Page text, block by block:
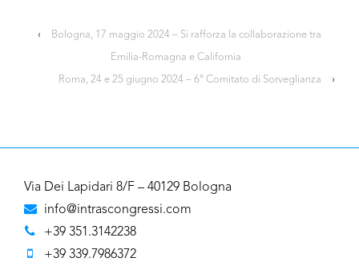
‹ Bologna, 17 maggio 2024 – Si rafforza la collaborazione tra
Emilia-Romagna e California
Roma, 24 e 25 giugno 2024 – 6° Comitato di Sorveglianza ›
Via Dei Lapidari 8/F – 40129 Bologna
info@intrascongressi.com
+39 351.3142238
+39 339.7986372